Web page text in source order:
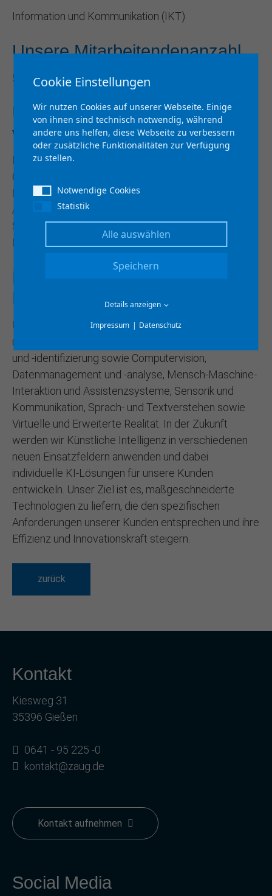
Information und Kommunikation (IKT)
Unsere Mitarbeitendenanzahl
51 - 250
Unsere Anwendungsbereiche
von KI im Technologiefeld
Bilderkennung und -identifizierung sowie
Computervision, Datenmanagement und -analyse,
Mensch-Maschine-Interaktion und
Assistenzsysteme, Sensorik und Kommunikation,
Sprach- und Textverstehen, Virtuelle und erweiterte
Realität
Blick in die Zukunft im Thema
KI
Unsere IT-Anwendungsbereiche im Technologiefeld
umfassen eine breite Palette, darunter Bilderkennung
und -identifizierung sowie Computervision,
Datenmanagement und -analyse, Mensch-Maschine-
Interaktion und Assistenzsysteme, Sensorik und
Kommunikation, Sprach- und Textverstehen sowie
Virtuelle und Erweiterte Realität. In der Zukunft
werden wir Künstliche Intelligenz in verschiedenen
neuen Einsatzfeldern anwenden und dabei
individuelle KI-Lösungen für unsere Kunden
entwickeln. Unser Ziel ist es, maßgeschneiderte
Technologien zu liefern, die den spezifischen
Anforderungen unserer Kunden entsprechen und ihre
Effizienz und Innovationskraft steigern.
zurück
Kontakt
Kiesweg 31
35396 Gießen
0641 - 95 225 -0
kontakt@zaug.de
Kontakt aufnehmen
Social Media
Cookie Einstellungen
Wir nutzen Cookies auf unserer Webseite. Einige
von ihnen sind technisch notwendig, während
andere uns helfen, diese Webseite zu verbessern
oder zusätzliche Funktionalitäten zur Verfügung
zu stellen.
Notwendige Cookies
Statistik
Alle auswählen
Speichern
Details anzeigen
Impressum
Datenschutz